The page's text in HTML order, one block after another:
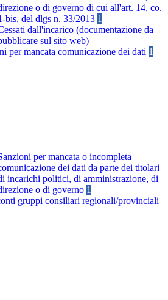
o di governo di cui all'art. 14, co.
bis, del dlgs n. 33/2013 1
dall'incarico (documentazione da
sul sito web)
per mancata comunicazione dei dati 1
per mancata o incompleta
dei dati da parte dei titolari
incarichi politici, di amministrazione, di
o di governo 1
gruppi consiliari regionali/provinciali